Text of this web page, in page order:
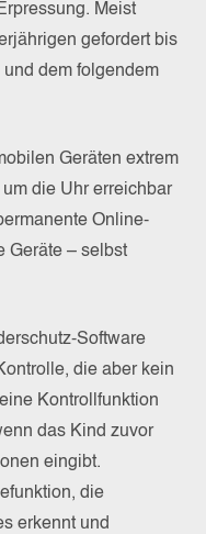
Meist
gefordert bis
dem folgendem
Geräten extrem
die Uhr erreichbar
Online-
Geräte – selbst
Software
die aber kein
Kontrollfunktion
das Kind zuvor
eingibt.
die
erkennt und